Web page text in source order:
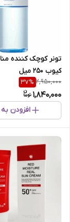
تونر کوچک کننده
کیوب 250 میل
2,950,000
37%
1,840,000
افزودن